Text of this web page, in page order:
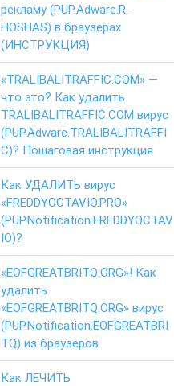
рекламу (PUP.Adware.R-
HOSHAS) в браузерах
(ИНСТРУКЦИЯ)
«TRALIBALITRAFFIC.COM» —
что это? Как удалить
TRALIBALITRAFFIC.COM вирус
(PUP.Adware.TRALIBALITRAFFI
C)? Пошаговая инструкция
Как УДАЛИТЬ вирус
«FREDDYOCTAVIO.PRO»
(PUP.Notification.FREDDYOCTAV
IO)?
«EOFGREATBRITQ.ORG»! Как
удалить
«EOFGREATBRITQ.ORG» вирус
(PUP.Notification.EOFGREATBRI
TQ) из браузеров
Как ЛЕЧИТЬ